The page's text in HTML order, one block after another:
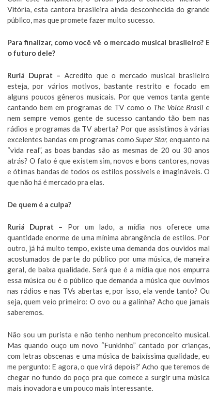
Vitória, esta cantora brasileira ainda desconhecida do grande
público, mas que promete fazer muito sucesso.
Para finalizar, como você vê o mercado musical brasileiro? E
o futuro dele?
Ruriá Duprat – Acredito que o mercado musical brasileiro
esteja, por vários motivos, bastante restrito e focado em
alguns poucos gêneros musicais. Por que vemos tanta gente
cantando bem em programas de TV como o The Voice Brasile
nem sempre vemos gente de sucesso cantando tão bem nas
rádios e programas da TV aberta? Por que assistimos à várias
excelentes bandas em programas comoSuper Star, enquanto na
“vida real”, as boas bandas são as mesmas de 20 ou 30 anos
atrás? O fato é que existem sim, novos e bons cantores, novas
e ótimas bandas de todos os estilos possíveis e imagináveis. O
que não há é mercado pra elas.
De quem é a culpa?
Ruriá Duprat – Por um lado, a mídia nos oferece uma
quantidade enorme de uma mínima abrangência de estilos. Por
outro, já há muito tempo, existe uma demanda dos ouvidos mal
acostumados de parte do público por uma música, de maneira
geral, de baixa qualidade. Será que é a mídia que nos empurra
essa música ou é o público que demanda a música que ouvimos
nas rádios e nas TVs abertas e, por isso, ela vende tanto? Ou
seja, quem veio primeiro: O ovo ou a galinha? Acho que jamais
saberemos.
Não sou um purista e não tenho nenhum preconceito musical.
Mas quando ouço um novo “Funkinho” cantado por crianças,
com letras obscenas e uma música de baixíssima qualidade, eu
me pergunto: E agora, o que virá depois?’ Acho que teremos de
chegar no fundo do poço pra que comece a surgir uma música
mais inovadora e um pouco mais interessante.